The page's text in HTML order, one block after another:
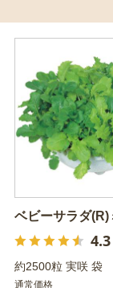
ベビーサラダ(R)
4.3
約2500粒 実咲 袋
通常価格